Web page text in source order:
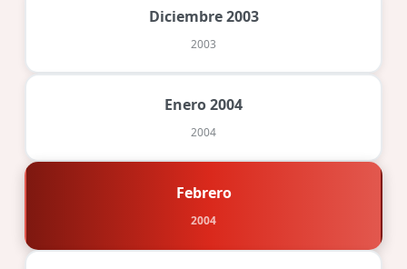
Diciembre 2003
2003
Enero 2004
2004
Febrero
2004